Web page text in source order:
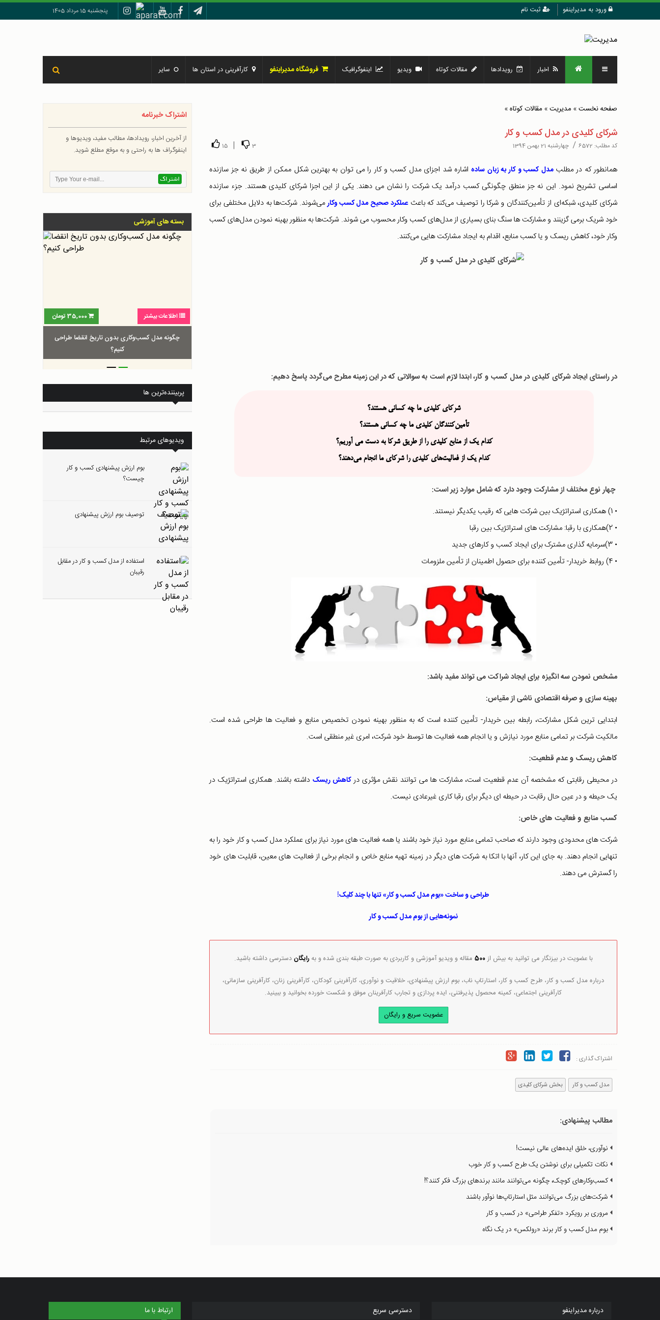
ورود به مدیراینفو ثبت نام پنجشنبه 15 مرداد 1405
اخبار رویدادها مقالات کوتاه ویدیو اینفوگرافیک فروشگاه مدیراینفو کارآفرینی در استان ها سایر
صفحه نخست» مدیریت» مقالات کوتاه»
3
|
15
شرکای کلیدی در مدل کسب و کار
کد مطلب: 6572
/ چهارشنبه 21 بهمن 1394
همانطور که در مطلبمدل کسب و کار به زبان ساده اشاره شد اجزای مدل کسب و کار را می توان به بهترین شکل ممکن از طریق نه جز سازنده
اساسی تشریح نمود. این نه جز منطق چگونگی کسب درآمد یک شرکت را نشان می دهند. یکی از این اجزا شرکای کلیدی هستند. جزء سازنده
شرکای کلیدی، شبکه‌ای از تأمین‌کنندگان و شرکا را توصیف می‌کند که باعثعملکرد صحیح مدل کسب ‌وکارمی‌شوند. شرکت‌ها به دلایل مختلفی برای
خود شریک برمی گزینند و مشارکت ها سنگ بنای بسیاری از مدل‌های کسب ‌وکار محسوب می شوند. شرکت‌ها به‌ منظور بهینه نمودن مدل‌های کسب
‌وکار خود، کاهش ریسک و یا کسب منابع، اقدام به ایجاد مشارکت هایی می‌کنند.
در راستای ایجاد شرکای کلیدی در مدل کسب و کار، ابتدا لازم است به سوالاتی که در این زمینه مطرح می‌گردد پاسخ دهیم:
شرکای کلیدی ما چه کسانی هستند؟
تأمین‌کنندگان کلیدی ما چه کسانی هستند؟
کدام یک از منابع کلیدی را از طریق شرکا به دست می آوریم؟
کدام یک از فعالیت‌های کلیدی را شرکای ما انجام می‌دهند؟
چهار نوع مختلف از مشارکت وجود دارد که شامل موارد زیر است:
• 1) همکاری استراتژیک بین شرکت هایی که رقیب یکدیگر نیستند.
• 2)همکاری با رقبا: مشارکت های استراتژیک بین رقبا
• 3)سرمایه گذاری مشترک برای ایجاد کسب و کارهای جدید
• 4) روابط خریدار- تأمین کننده برای حصول اطمینان از تأمین ملزومات
مشخص نمودن سه انگیزه برای ایجاد شراکت می تواند مفید باشد:
بهینه سازی و صرفه اقتصادی ناشی از مقیاس:
ابتدایی ترین شکل مشارکت، رابطه بین خریدار- تأمین کننده است که به منظور بهینه نمودن تخصیص منابع و فعالیت ها طراحی شده است.
مالکیت شرکت بر تمامی منابع مورد نیازش و یا انجام همه فعالیت ها توسط خود شرکت، امری غیر منطقی است.
کاهش ریسک و عدم قطعیت:
در محیطی رقابتی که مشخصه آن عدم قطعیت است، مشارکت ها می توانند نقش مؤثری درکاهش ریسک داشته باشند. همکاری استراتژیک در
یک حیطه و در عین حال رقابت در حیطه ای دیگر برای رقبا کاری غیرعادی نیست.
کسب منابع و فعالیت های خاص:
شرکت های محدودی وجود دارند که صاحب تمامی منابع مورد نیاز خود باشند یا همه فعالیت های مورد نیاز برای عملکرد مدل کسب و کار خود را به
تنهایی انجام دهند. به جای این کار، آنها با اتکا به شرکت های دیگر در زمینه تهیه منابع خاص و انجام برخی از فعالیت های معین، قابلیت های خود
را گسترش می دهند.
طراحی و ساخت «بوم مدل کسب‌ و ‌کار» تنها با چند کلیک!
نمونه‌هایی از بوم مدل کسب ‌و‌ کار
با عضویت در بیزنگار می توانید به بیش از500 مقاله و ویدیو آموزشی و کاربردی به صورت طبقه بندی شده و بهرایگان دسترسی داشته باشید.
درباره مدل کسب و کار، طرح کسب و کار، استارتاپ ناب، بوم ارزش پیشنهادی، خلاقیت و نوآوری، کارآفرینی کودکان، کارآفرینی زنان، کارآفرینی سازمانی،
کارآفرینی اجتماعی، کمینه محصول پذیرفتنی، ایده پردازی و تجارب کارآفرینان موفق و شکست خورده بخوانید و ببینید.
عضویت سریع و رایگان
اشتراک گذاری :
مدل کسب و کار بخش شرکای کلیدی
مطالب پیشنهادی:
نوآوری، خلق ایده‌های عالی نیست!
نکات تکمیلی برای نوشتن یک طرح کسب و کار خوب
کسب‌وکارهای کوچک، چگونه می‌توانند مانند برندهای بزرگ فکر کنند؟!
شرکت‌های بزرگ می‌توانند مثل استارتاپ‌ها نوآور باشند
مروری بر رویکرد «تفکر طراحی» در کسب و کار
بوم مدل کسب و کار برند «رولکس» در یک نگاه
اشتراک خبرنامه
از آخرین اخبار، رویدادها، مطالب مفید، ویدیوها و
اینفوگراف ها به راحتی و به موقع مطلع شوید.
بسته های آموزشی
اطلاعات بیشتر 35,000تومان
چگونه مدل کسب‌و‌کاری بدون تاریخ انقضا طراحی
کنیم؟
__
پربیننده‌ترین ها
ویدیوهای مرتبط
بوم ارزش پیشنهادی کسب و کار
چیست؟
توصیف بوم ارزش پیشنهادی
استفاده از مدل کسب و کار در مقابل
رقیبان
درباره مدیراینفو دسترسی سریع ارتباط با ما